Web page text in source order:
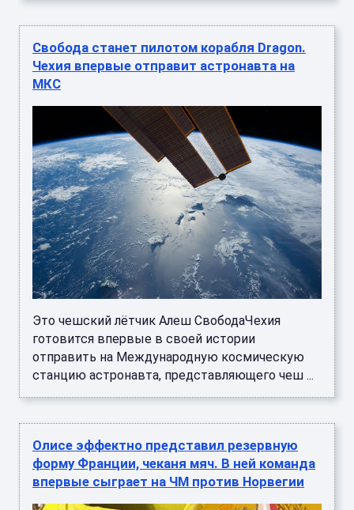
Свобода станет пилотом корабля Dragon.
Чехия впервые отправит астронавта на
МКС
Это чешский лётчик Алеш СвободаЧехия
готовится впервые в своей истории
отправить на Международную космическую
станцию астронавта, представляющего чеш ...
Олисе эффектно представил резервную
форму Франции, чеканя мяч. В ней команда
впервые сыграет на ЧМ против Норвегии